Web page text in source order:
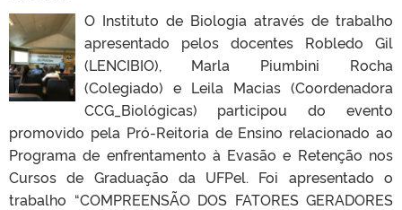
O Instituto de Biologia através de trabalho
apresentado pelos docentes Robledo Gil
(LENCIBIO), Marla Piumbini Rocha
(Colegiado) e Leila Macias (Coordenadora
CCG_Biológicas) participou do evento
promovido pela Pró-Reitoria de Ensino relacionado ao
Programa de enfrentamento à Evasão e Retenção nos
Cursos de Graduação da UFPel. Foi apresentado o
trabalho “COMPREENSÃO DOS FATORES GERADORES